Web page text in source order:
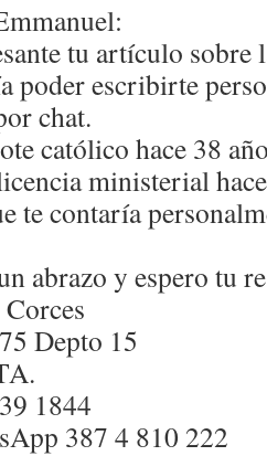
tu artículo sobre
poder escribirte
chat.
católico hace 38
ministerial
te contaría
abrazo y espero tu
Depto 15
1844
387 4 810 222